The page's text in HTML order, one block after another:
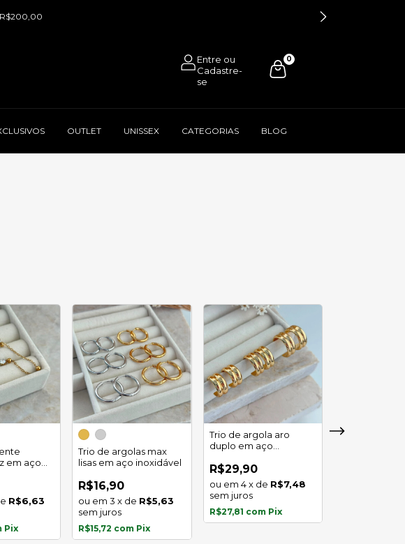
R$200,00
0
OUTLET UNISSEX CATEGORIAS BLOG
em aço
R$6,63
Pix
Trio de argolas max
lisas em aço inoxidável
R$16,90
3 x de R$5,63
sem juros
R$15,72 com Pix
Trio de argola aro
duplo em aço
R$29,90
4 x de R$7,48
sem juros
R$27,81 com Pix